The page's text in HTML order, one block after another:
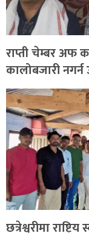
राप्ती चेम्बर अफ
कालोबजारी नगर्न
छत्रेश्वरीमा